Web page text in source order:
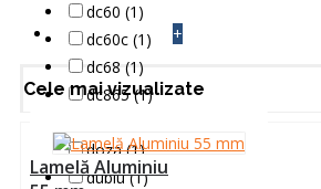
FEEDBACK +
dc60 (1)
dc60c (1)
dc68 (1)
dc865 (1)
doza (1)
dublu (1)
Cele mai vizualizate
Lamelă Aluminiu